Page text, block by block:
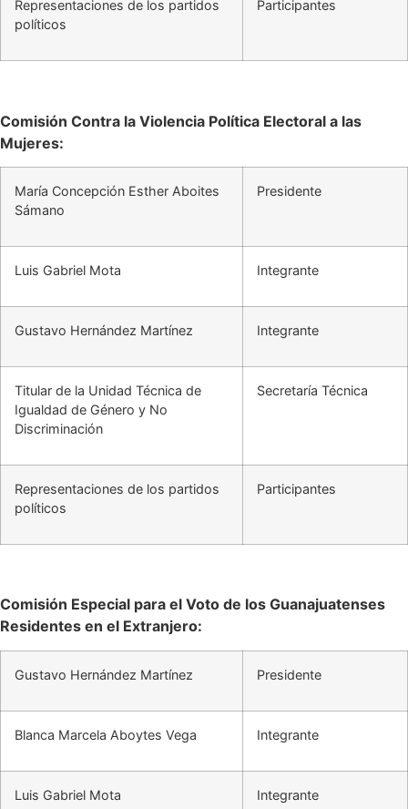
Representaciones de los partidos
políticos
Participantes
Comisión Contra la Violencia Política Electoral a las
Mujeres:
María Concepción Esther Aboites
Sámano
Presidente
Luis Gabriel Mota Integrante
Gustavo Hernández Martínez Integrante
Titular de la Unidad Técnica de
Igualdad de Género y No
Discriminación
Secretaría Técnica
Representaciones de los partidos
políticos
Participantes
Comisión Especial para el Voto de los Guanajuatenses
Residentes en el Extranjero:
Gustavo Hernández Martínez Presidente
Blanca Marcela Aboytes Vega Integrante
Luis Gabriel Mota Integrante